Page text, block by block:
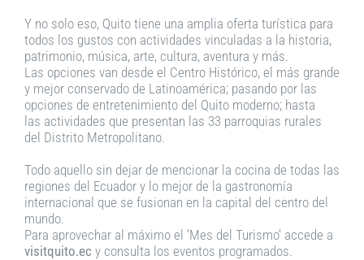
Y no solo eso, Quito tiene una amplia oferta turística para
todos los gustos con actividades vinculadas a la historia,
patrimonio, música, arte, cultura, aventura y más.
Las opciones van desde el Centro Histórico, el más grande
y mejor conservado de Latinoamérica; pasando por las
opciones de entretenimiento del Quito moderno; hasta
las actividades que presentan las 33 parroquias rurales
del Distrito Metropolitano.
Todo aquello sin dejar de mencionar la cocina de todas las
regiones del Ecuador y lo mejor de la gastronomía
internacional que se fusionan en la capital del centro del
mundo.
Para aprovechar al máximo el ‘Mes del Turismo’ accede a
visitquito.ec y consulta los eventos programados.